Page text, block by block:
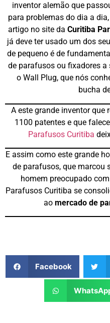
inventor alemão que
para problemas do dia a
artigo no site da Curitiba
já deve ter usado um dos
de pequeno é de
de parafusos ou fixadores
o Wall Plug, que nós
bucha
A este grande inventor que
1100 patentes e que
Parafusos Curitiba
E assim como este grande
de parafusos, que marcou
homem preocupado
Parafusos Curitiba se
ao mercado de
Facebook